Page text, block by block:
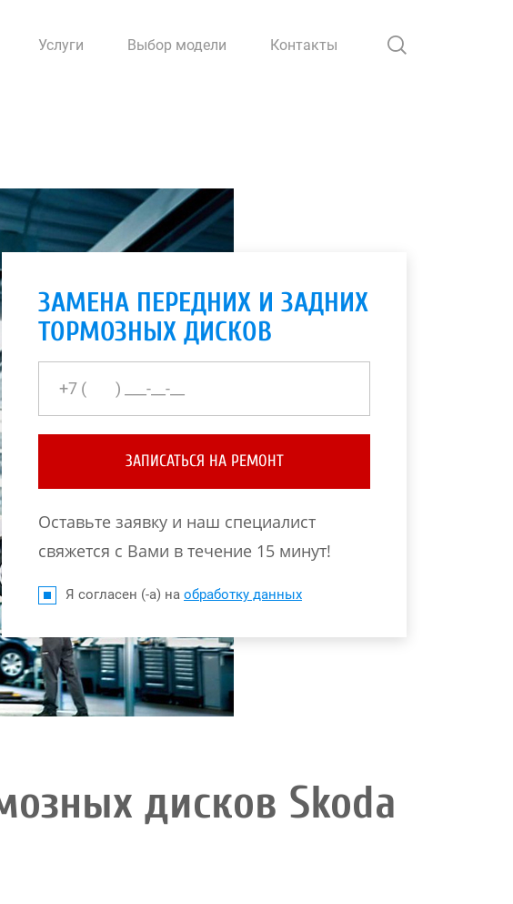
Услуги Выбор модели Контакты
ЗАМЕНА ПЕРЕДНИХ И ЗАДНИХ
ТОРМОЗНЫХ ДИСКОВ
ЗАПИСАТЬСЯ НА РЕМОНТ
Оставьте заявку и наш специалист
свяжется с Вами в течение 15 минут!
Я согласен (-а) на обработку данных
дисков Skoda